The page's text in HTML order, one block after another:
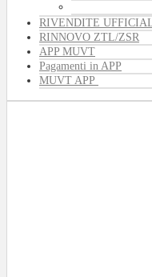
RIVENDITE
RINNOVO ZTL/ZSR
APP MUVT
Pagamenti in APP
MUVT APP